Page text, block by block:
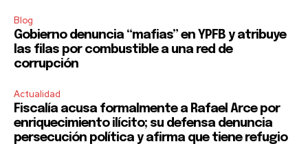
Blog
Gobierno denuncia “mafias” en YPFB y atribuye
las filas por combustible a una red de
corrupción
Actualidad
Fiscalía acusa formalmente a Rafael Arce por
enriquecimiento ilícito; su defensa denuncia
persecución política y afirma que tiene refugio